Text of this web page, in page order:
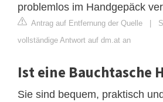
problemlos im Handgepäck
Antrag auf Entfernung der Quelle |
vollständige Antwort auf dm.at an
Ist eine Bauchtasche
Sie sind bequem, praktisch